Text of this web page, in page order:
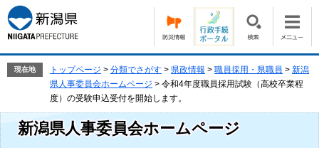
ー
ジ
の
す。
ニ
ュ
ー
し
て
本
現在地 トップページ > 分類でさがす > 県政情報 > 職員採用・県職員 > 新潟
県人事委員会ホームページ > 令和4年度職員採用試験（高校卒業程
度）の受験申込受付を開始します。
新潟県人事委員会ホームページ